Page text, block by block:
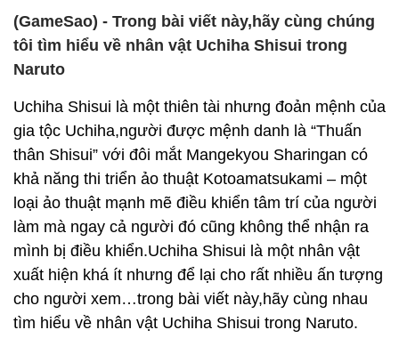
(GameSao) - Trong bài viết này,hãy cùng chúng
tôi tìm hiểu về nhân vật Uchiha Shisui trong
Naruto
Uchiha Shisui là một thiên tài nhưng đoản mệnh của
gia tộc Uchiha,người được mệnh danh là “Thuấn
thân Shisui” với đôi mắt Mangekyou Sharingan có
khả năng thi triển ảo thuật Kotoamatsukami – một
loại ảo thuật mạnh mẽ điều khiển tâm trí của người
làm mà ngay cả người đó cũng không thể nhận ra
mình bị điều khiển.Uchiha Shisui là một nhân vật
xuất hiện khá ít nhưng để lại cho rất nhiều ấn tượng
cho người xem…trong bài viết này,hãy cùng nhau
tìm hiểu về nhân vật Uchiha Shisui trong Naruto.